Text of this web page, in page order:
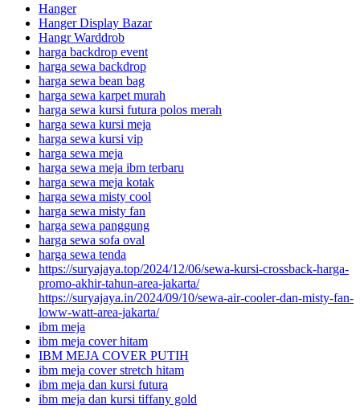
Hanger
Hanger Display Bazar
Hangr Warddrob
harga backdrop event
harga sewa backdrop
harga sewa bean bag
harga sewa karpet murah
harga sewa kursi futura polos merah
harga sewa kursi meja
harga sewa kursi vip
harga sewa meja
harga sewa meja ibm terbaru
harga sewa meja kotak
harga sewa misty cool
harga sewa misty fan
harga sewa panggung
harga sewa sofa oval
harga sewa tenda
https://suryajaya.top/2024/12/06/sewa-kursi-crossback-harga-
promo-akhir-tahun-area-jakarta/
https://suryajaya.in/2024/09/10/sewa-air-cooler-dan-misty-fan-
loww-watt-area-jakarta/
ibm meja
ibm meja cover hitam
IBM MEJA COVER PUTIH
ibm meja cover stretch hitam
ibm meja dan kursi futura
ibm meja dan kursi tiffany gold